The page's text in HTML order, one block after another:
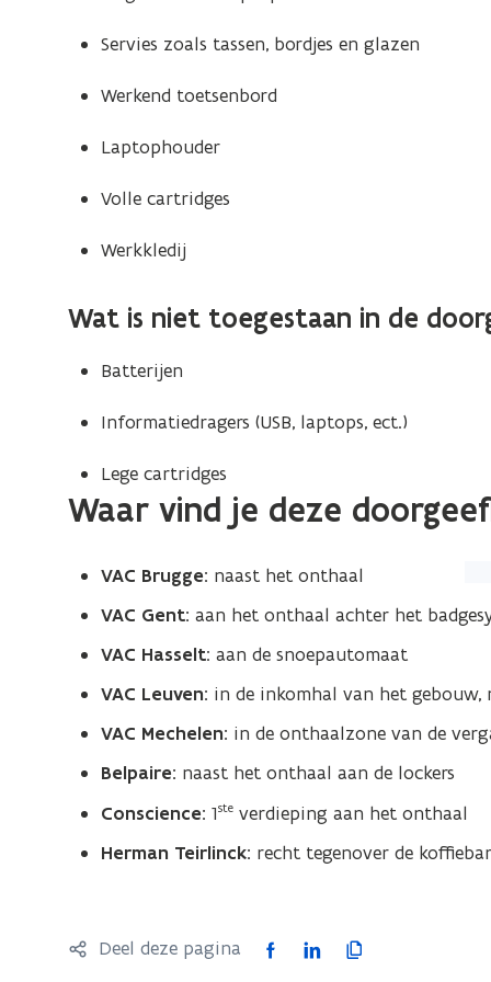
Servies zoals tassen, bordjes en glazen
Werkend toetsenbord
Laptophouder
Volle cartridges
Werkkledij
Wat is niet toegestaan in de
Batterijen
Informatiedragers (USB, laptops, ect.)
Lege cartridges
Waar vind je deze
de
VAC Brugge: naast het onthaal
VAC Gent: aan het onthaal achter het
VAC Hasselt: aan de snoepautomaat
VAC Leuven: in de inkomhal van het gebouw,
VAC Mechelen: in de onthaalzone van de
Belpaire: naast het onthaal aan de lockers
Conscience: 1ste verdieping aan het onthaal
Herman Teirlinck: recht tegenover de koffiebar
Deel deze pagina
F
L
K